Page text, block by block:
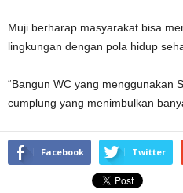
Muji berharap masyarakat bisa
lingkungan dengan pola hidup
“Bangun WC yang menggunakan
cumplung yang menimbulkan
Facebook Twitter